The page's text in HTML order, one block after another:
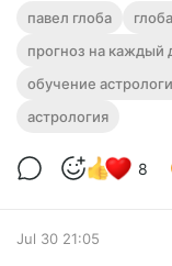
🧭 Прогноз
2026 года
павел глоба
прогноз на каждый
обучение
астрология
8
Jul 30 21:05